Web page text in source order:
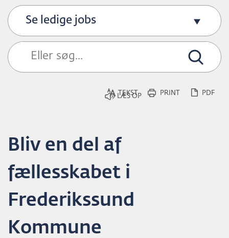
N
H
O
Se ledige jobs
TEKST PRINT PDF
Bliv en del af
fællesskabet i
Frederikssund
Kommune